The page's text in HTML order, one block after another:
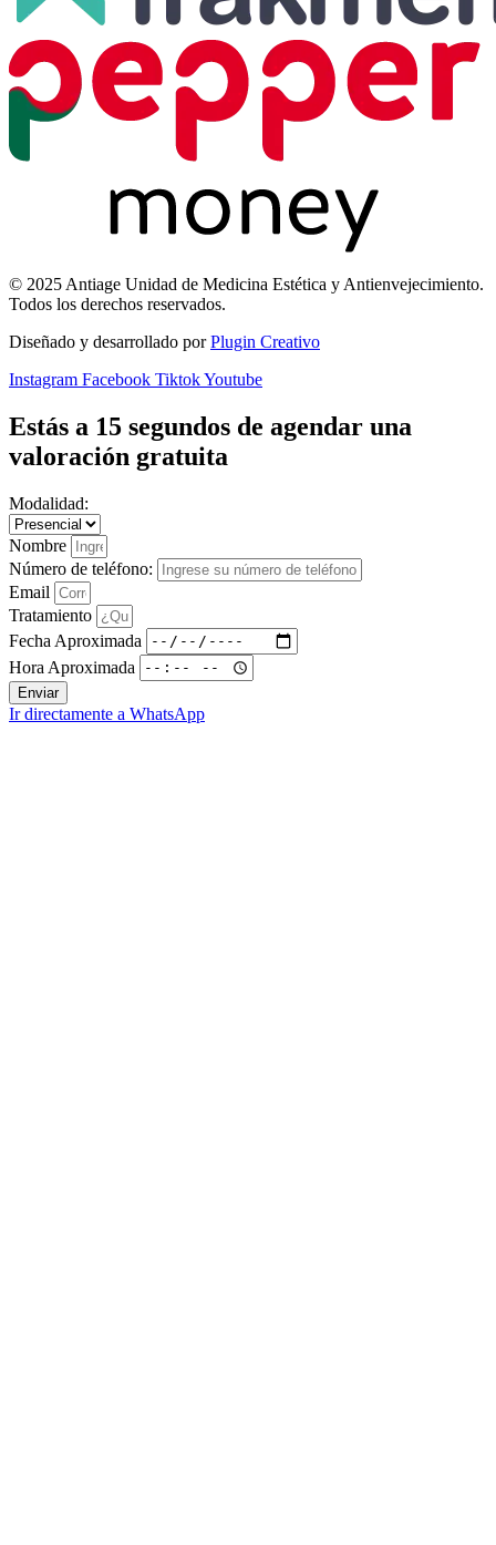
© 2025 Antiage Unidad de Medicina Estética y Antienvejecimiento.
Todos los derechos reservados.
Diseñado y desarrollado porPlugin Creativo
Instagram Facebook TiktokYoutube
Estás a 15 segundos de agendar una
valoración gratuita
Modalidad:
Nombre
Número de teléfono:
Email
Tratamiento
Fecha Aproximada
Hora Aproximada
Enviar
Ir directamente a WhatsApp